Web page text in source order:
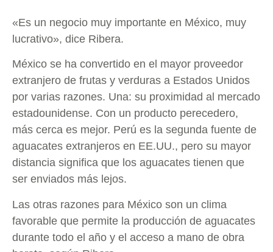
«Es un negocio muy importante en México, muy
lucrativo», dice Ribera.
México se ha convertido en el mayor proveedor
extranjero de frutas y verduras a Estados Unidos
por varias razones. Una: su proximidad al mercado
estadounidense. Con un producto perecedero,
más cerca es mejor. Perú es la segunda fuente de
aguacates extranjeros en EE.UU., pero su mayor
distancia significa que los aguacates tienen que
ser enviados más lejos.
Las otras razones para México son un clima
favorable que permite la producción de aguacates
durante todo el año y el acceso a mano de obra